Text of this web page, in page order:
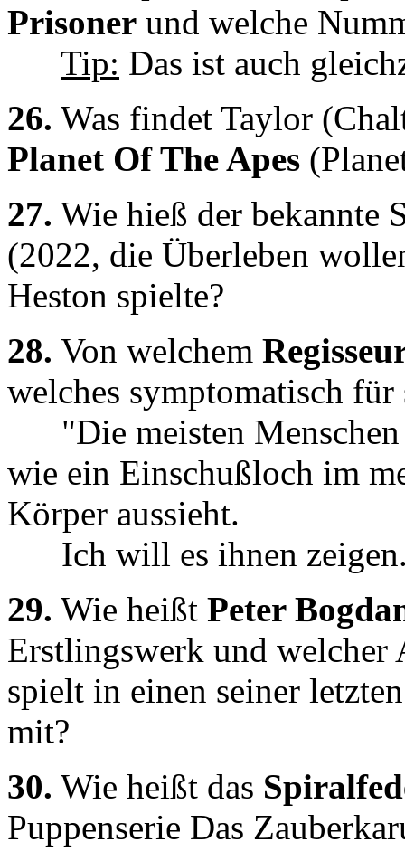
Prisoner und welche
Tip: Das ist auch
26. Was findet Taylor
Planet Of The Apes
27. Wie hieß der bekannte
(2022, die Überleben
Heston spielte?
28. Von welchem
welches symptomatisch
"Die meisten Menschen
wie ein Einschußloch im
Körper aussieht.
Ich will es ihnen
29. Wie heißt Peter
Erstlingswerk und welcher
spielt in einen seiner
mit?
30. Wie heißt das
Puppenserie Das